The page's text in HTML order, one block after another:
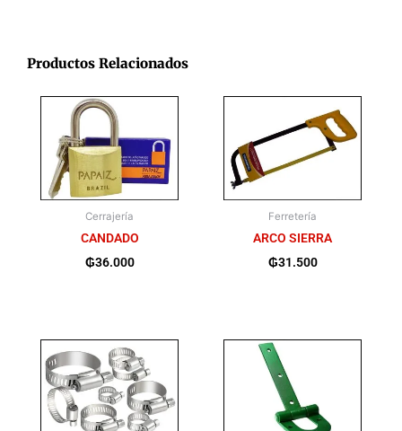
Productos Relacionados
Cerrajería
CANDADO
₲36.000
Ferretería
ARCO SIERRA
₲31.500